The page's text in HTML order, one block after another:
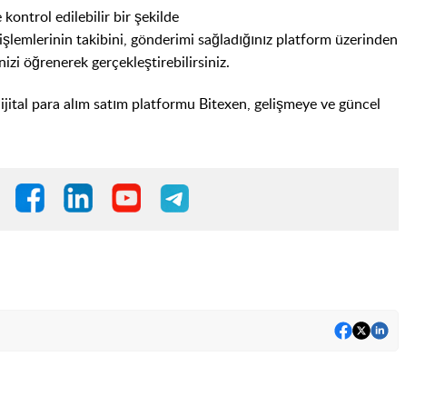
kontrol edilebilir bir şekilde
takibini, gönderimi sağladığınız platform üzerinden
nizi öğrenerek gerçekleştirebilirsiniz.
para alım satım platformu Bitexen, gelişmeye ve güncel